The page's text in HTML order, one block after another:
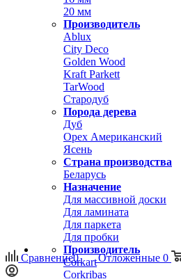
20 мм
Производитель
Ablux
City Deco
Golden Wood
Kraft Parkett
TarWood
Стародуб
Порода дерева
Дуб
Орех Американский
Ясень
Страна производства
Беларусь
Назначение
Для массивной доски
Для ламината
Для паркета
Для пробки
Производитель
Corkart
Corkribas
Сравнение0 Отложенные 0